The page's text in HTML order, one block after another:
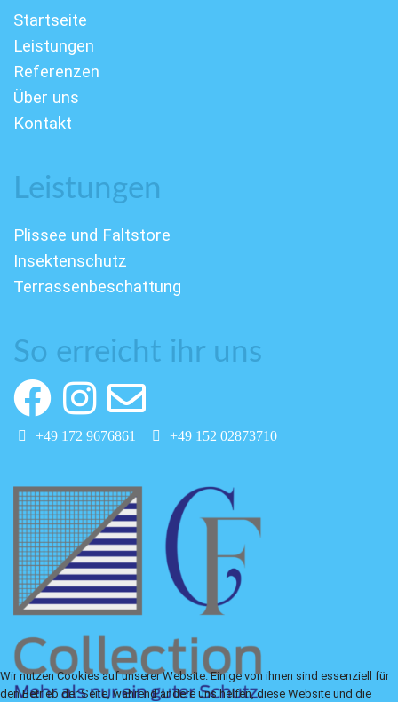
Startseite
Leistungen
Referenzen
Über uns
Kontakt
Leistungen
Plissee und Faltstore
Insektenschutz
Terrassenbeschattung
So erreicht ihr uns
+49 172 9676861 +49 152 02873710
Wir nutzen Cookies auf unserer Website. Einige von ihnen sind essenziell für
den Betrieb der Seite, während andere uns helfen, diese Website und die